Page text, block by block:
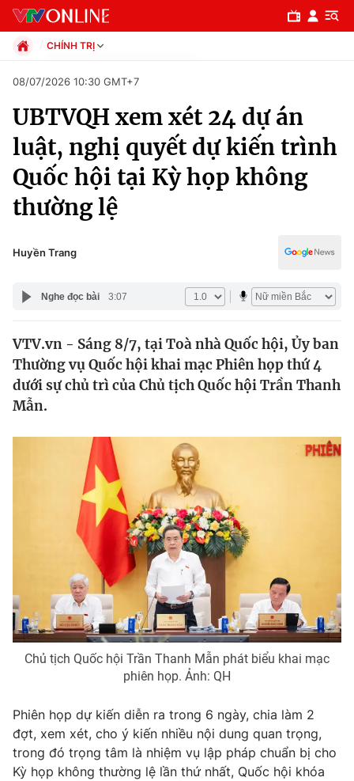
Chuyên mục
Chính trị
Xã hội
Pháp luật
Y tế
Thế giới
Tin tức
Thế giới đó đây
Câu chuyện quốc tế
Kinh tế
Góc doanh nghiệp
Dữ liệu và đời sống
Truyền hình
Khán giả
Giải sao mai
Âm nhạc
Sao
Đời sống
Du lịch
Làm đẹp
Chất lượng cuộc sống
Giáo dục
Tuyển sinh
Công nghệ
Sản phẩm
Thị trường
Giao lưu trực tuyến
Lịch phát sóng
CHÍNH TRỊ
Xã hội
Pháp luật
Kinh tế
Thể thao
Truyền hình
Văn hóa - Giải trí
Y tế
Công nghệ
08/07/2026 10:30 GMT+7
UBTVQH xem xét 24 dự án
luật, nghị quyết dự kiến trình
Quốc hội tại Kỳ họp không
thường lệ
Huyền Trang
Nghe đọc bài 3:07
VTV.vn - Sáng 8/7, tại Toà nhà Quốc hội, Ủy ban
Thường vụ Quốc hội khai mạc Phiên họp thứ 4
dưới sự chủ trì của Chủ tịch Quốc hội Trần Thanh
Mẫn.
Chủ tịch Quốc hội Trần Thanh Mẫn phát biểu khai mạc
phiên họp. Ảnh: QH
Phiên họp dự kiến diễn ra trong 6 ngày, chia làm 2
đợt, xem xét, cho ý kiến nhiều nội dung quan trọng,
trong đó trọng tâm là nhiệm vụ lập pháp chuẩn bị cho
Kỳ họp không thường lệ lần thứ nhất, Quốc hội khóa